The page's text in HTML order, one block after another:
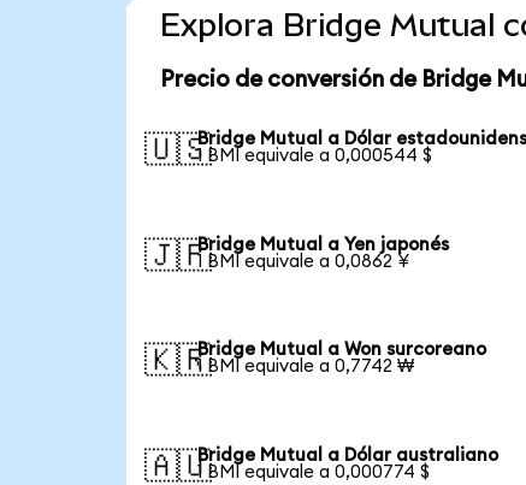
Explora Bridge Mutual
Precio de conversión de Bridge
🇺🇸Bridge Mutual a Dólar
1 BMI equivale a 0,000544 $
🇯🇵Bridge Mutual a Yen japonés
1 BMI equivale a 0,0862 ¥
🇰🇷Bridge Mutual a Won surcoreano
1 BMI equivale a 0,7742 ₩
🇦🇺Bridge Mutual a Dólar australiano
1 BMI equivale a 0,000774 $